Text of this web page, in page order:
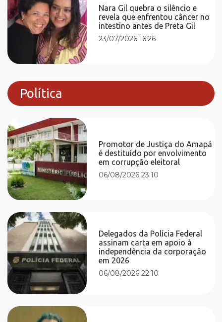
Nara Gil quebra o silêncio e
revela que enfrentou câncer no
intestino antes de Preta Gil
23/07/2026 16:26
Política
Promotor de Justiça do Amapá
é destituído por envolvimento
em corrupção eleitoral
06/08/2026 23:10
Delegados da Polícia Federal
assinam carta em apoio à
independência da corporação
em 2026
06/08/2026 22:10